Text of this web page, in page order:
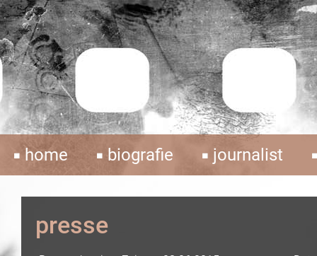
home biografie journalist
presse